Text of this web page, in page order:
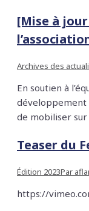
[Mise à
Archives des
En soutien à
développement
de mobiliser sur
Teaser du
Édition 2023Par
https://